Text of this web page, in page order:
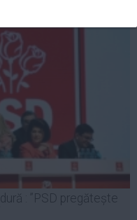
: ”PSD pregătește